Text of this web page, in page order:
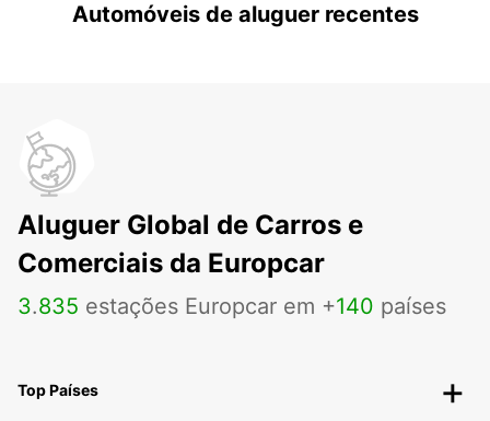
Automóveis de aluguer recentes
Aluguer Global de Carros e
Comerciais da Europcar
3.835 estações Europcar em +140 países
Top Países